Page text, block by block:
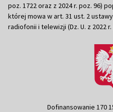
poz. 1722 oraz z 2024 r. poz. 96)
której mowa w art. 31 ust. 2
radiofonii i telewizji (Dz. U. z 2022
Dofinansowanie 170